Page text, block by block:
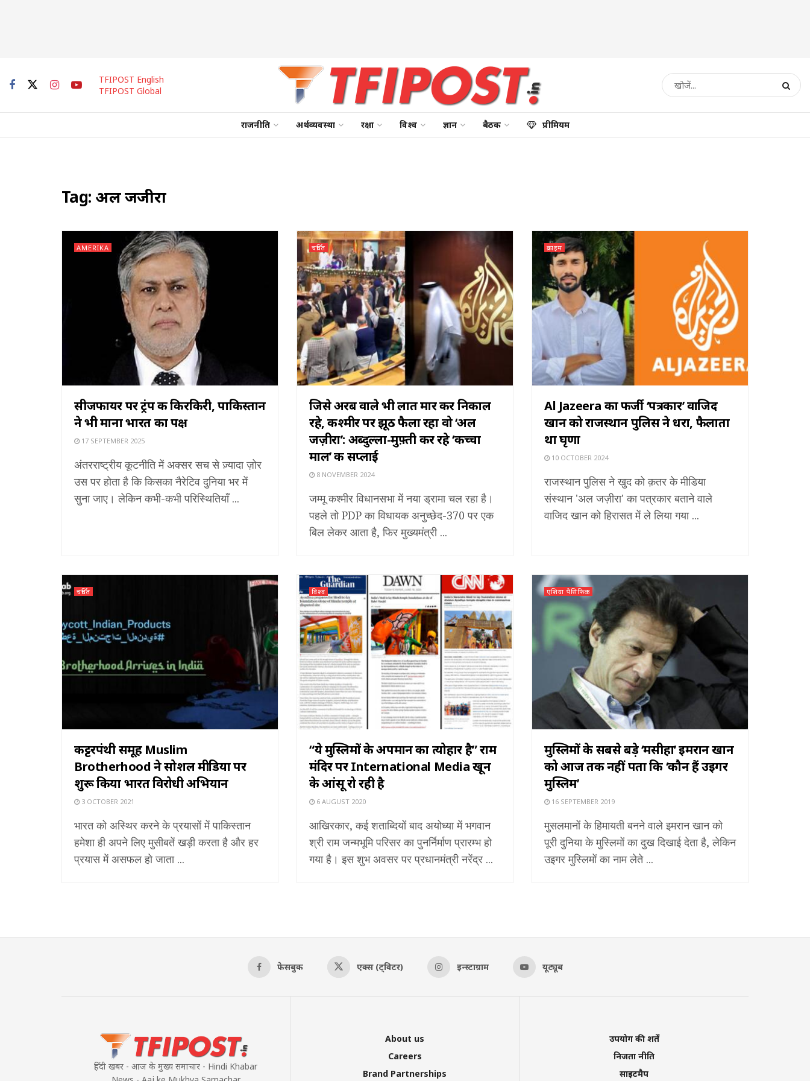
TFIPOST English
TFIPOST Global
राजनीति अर्थव्यवस्था रक्षा विश्व ज्ञान बैठक प्रीमियम
Tag: अल जजीरा
AMERIKA
सीजफायर पर ट्रंप की किरकिरी, पाकिस्तान
ने भी माना भारत का पक्ष
17 SEPTEMBER 2025
अंतरराष्ट्रीय कूटनीति में अक्सर सच से ज़्यादा ज़ोर
उस पर होता है कि किसका नैरेटिव दुनिया भर में
सुना जाए। लेकिन कभी-कभी परिस्थितियाँ ...
चर्चित
जिसे अरब वाले भी लात मार कर निकाल
रहे, कश्मीर पर झूठ फैला रहा वो ‘अल
जज़ीरा’: अब्दुल्ला-मुफ़्ती कर रहे ‘कच्चा
माल’ की सप्लाई
8 NOVEMBER 2024
जम्मू कश्मीर विधानसभा में नया ड्रामा चल रहा है।
पहले तो PDP का विधायक अनुच्छेद-370 पर एक
बिल लेकर आता है, फिर मुख्यमंत्री ...
क्राइम
Al Jazeera का फर्जी ‘पत्रकार’ वाजिद
खान को राजस्थान पुलिस ने धरा, फैलाता
था घृणा
10 OCTOBER 2024
राजस्थान पुलिस ने खुद को क़तर के मीडिया
संस्थान 'अल जज़ीरा' का पत्रकार बताने वाले
वाजिद खान को हिरासत में ले लिया गया ...
चर्चित
कट्टरपंथी समूह Muslim
Brotherhood ने सोशल मीडिया पर
शुरू किया भारत विरोधी अभियान
3 OCTOBER 2021
भारत को अस्थिर करने के प्रयासों में पाकिस्तान
हमेशा ही अपने लिए मुसीबतें खड़ी करता है और हर
प्रयास में असफल हो जाता ...
विश्व
“ये मुस्लिमों के अपमान का त्योहार है” राम
मंदिर पर International Media खून
के आंसू रो रही है
6 AUGUST 2020
आखिरकार, कई शताब्दियों बाद अयोध्या में भगवान
श्री राम जन्मभूमि परिसर का पुनर्निर्माण प्रारम्भ हो
गया है। इस शुभ अवसर पर प्रधानमंत्री नरेंद्र ...
एशिया पैसिफिक
मुस्लिमों के सबसे बड़े ‘मसीहा’ इमरान खान
को आज तक नहीं पता कि ‘कौन हैं उइगर
मुस्लिम’
16 SEPTEMBER 2019
मुसलमानों के हिमायती बनने वाले इमरान खान को
पूरी दुनिया के मुस्लिमों का दुख दिखाई देता है, लेकिन
उइगर मुस्लिमों का नाम लेते ...
फेसबुक एक्स (ट्विटर) इन्स्टाग्राम यूट्यूब
हिंदी खबर - आज के मुख्य समाचार - Hindi Khabar
About us
Careers
Brand Partnerships
उपयोग की शर्तें
निजता नीति
साइटमैप